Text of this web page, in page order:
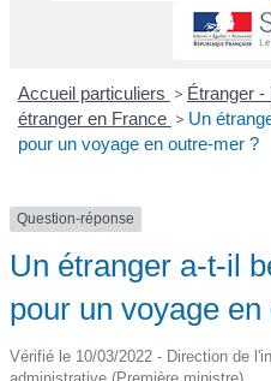
Accueil particuliers > Étranger -
étranger en France > Un
pour un voyage en outre-mer ?
Question-réponse
Un étranger a-t-il
pour un voyage
Vérifié le 10/03/2022 - Direction de